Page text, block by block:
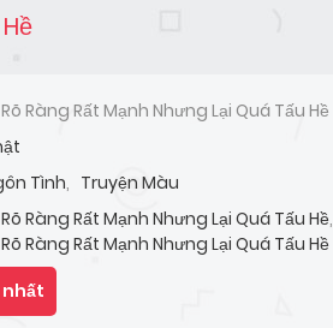
Ràng Rất Mạnh Nhưng Lại Quá Tấu Hề
Tình, Truyện Màu
Ràng Rất Mạnh Nhưng Lại Quá Tấu Hề,
Ràng Rất Mạnh Nhưng Lại Quá Tấu Hề